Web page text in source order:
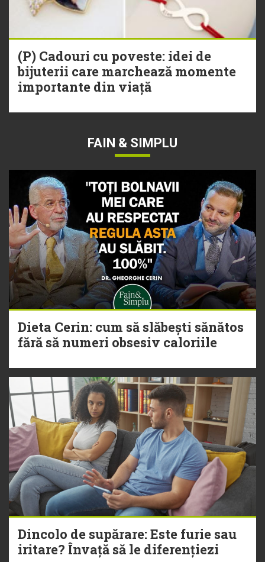
(P) Cadouri cu poveste: idei de
bijuterii care marchează momente
importante din viață
FAIN & SIMPLU
Dieta Cerin: cum să slăbești sănătos
fără să numeri obsesiv caloriile
Dincolo de supărare: Este furie sau
iritare? Învață să le diferențiezi